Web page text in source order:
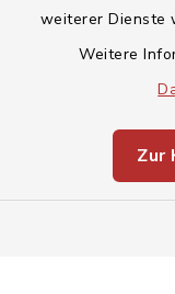
weiterer Dienste
Weitere
Zur